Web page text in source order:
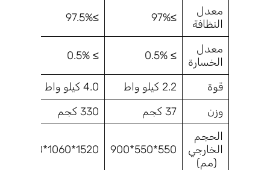
معدل
النظافة
≥97%
≥97.5%
معدل
الخسارة
≥ 0.5%
≥ 0.5%
قوة 2.2 كيلو واط 4.0 كيلو واط
وزن
37 كجم 330 كجم
الحجم
الخارجي
(مم)
550*550*900
1520*1060*1660